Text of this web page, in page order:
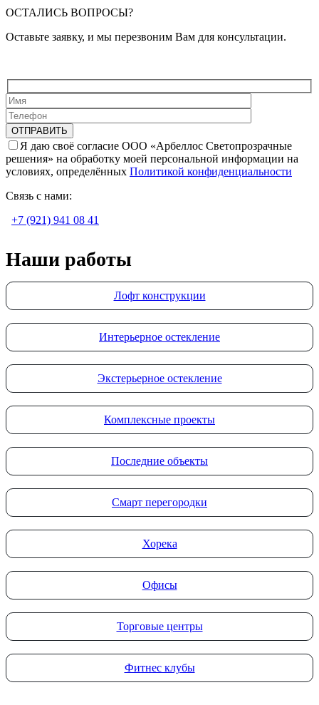
ОСТАЛИСЬ ВОПРОСЫ?
Оставьте заявку, и мы перезвоним Вам для консультации.
Я даю своё согласие ООО «Арбеллос Светопрозрачные
решения» на обработку моей персональной информации на
условиях, определённых Политикой конфиденциальности
Связь с нами:
+7 (921) 941 08 41
Наши работы
Лофт конструкции
Интерьерное остекление
Экстерьерное остекление
Комплексные проекты
Последние объекты
Смарт перегородки
Хорека
Офисы
Торговые центры
Фитнес клубы